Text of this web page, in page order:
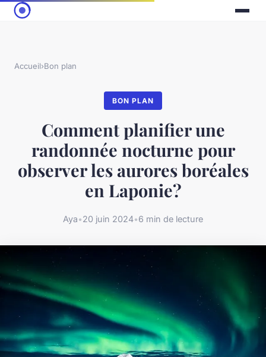
Accueil›Bon plan
BON PLAN
Comment planifier une
randonnée nocturne pour
observer les aurores boréales
en Laponie?
Aya•20 juin 2024•6 min de lecture